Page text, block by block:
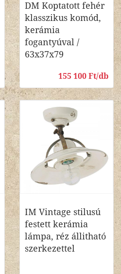
DM Koptatott fehér
klasszikus komód,
kerámia
fogantyúval /
63x37x79
155 100 Ft/db
IM Vintage stilusú
festett kerámia
lámpa, réz állitható
szerkezettel